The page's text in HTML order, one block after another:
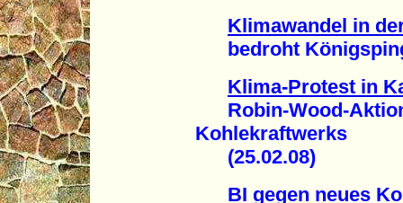
Klimawandel in
bedroht
Klima-Protest in
Robin-Wood-Aktion
Kohlekraftwerks
(25.02.08)
BI gegen neues